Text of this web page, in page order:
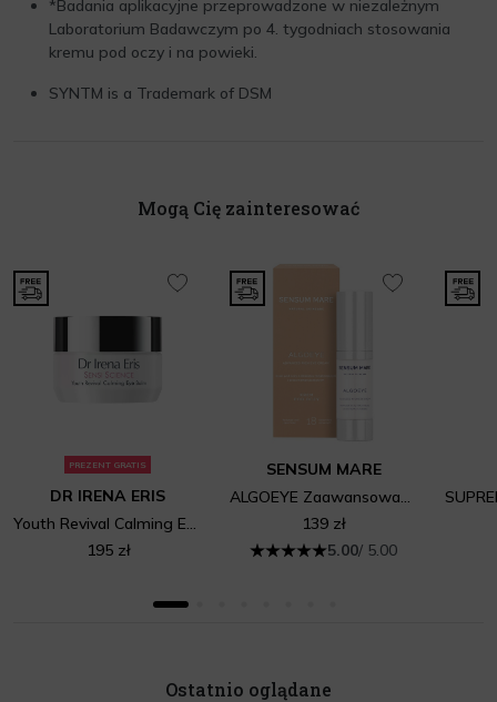
*Badania aplikacyjne przeprowadzone w niezależnym
Laboratorium Badawczym po 4. tygodniach stosowania
kremu pod oczy i na powieki.
SYNTM is a Trademark of DSM
Mogą Cię zainteresować
PREZENT GRATIS
DR IRENA ERIS
Youth Revival Calming Eye Balm
195 zł
SENSUM MARE
ALGOEYE Zaawansowany i bogaty krem pod oczy o działaniu przeciwzmarszczkowym
139 zł
5.00/ 5.00
Ostatnio oglądane